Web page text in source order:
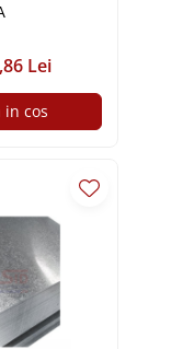
Lei
in cos